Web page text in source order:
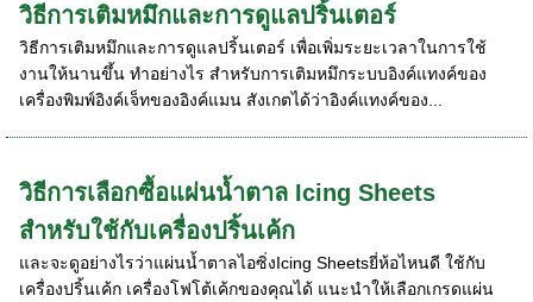
วิธีการเติมหมึกและการดูแลปริ้นเตอร์
วิธีการเติมหมึกและการดูแลปริ้นเตอร์ เพื่อเพิ่มระยะเวลาในการใช้
งานให้นานขึ้น ทำอย่างไร สำหรับการเติมหมึกระบบอิงค์แทงค์ของ
เครื่องพิมพ์อิงค์เจ็ทของอิงค์แมน สังเกตได้ว่าอิงค์แทงค์ของ...
วิธีการเลือกซื้อแผ่นน้ำตาล Icing Sheets
สำหรับใช้กับเครื่องปริ้นเค้ก
และจะดูอย่างไรว่าแผ่นน้ำตาลไอซิ่งIcing Sheetsยี่ห้อไหนดี ใช้กับ
เครื่องปริ้นเค้ก เครื่องโฟโต้เค้กของคุณได้ แนะนำให้เลือกเกรดแผ่น